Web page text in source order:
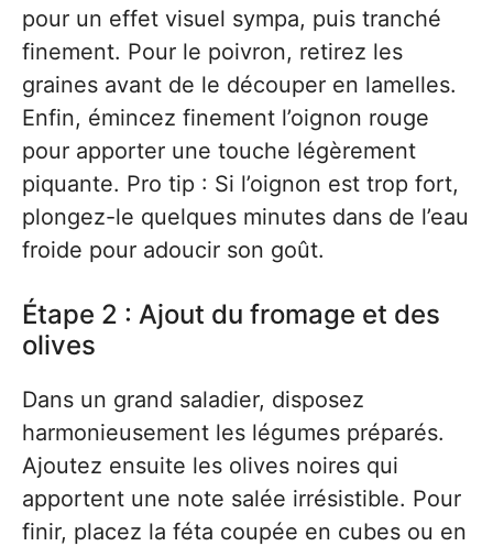
pour un effet visuel sympa, puis tranché
finement. Pour le poivron, retirez les
graines avant de le découper en lamelles.
Enfin, émincez finement l’oignon rouge
pour apporter une touche légèrement
piquante. Pro tip : Si l’oignon est trop fort,
plongez-le quelques minutes dans de l’eau
froide pour adoucir son goût.
Étape 2 : Ajout du fromage et des
olives
Dans un grand saladier, disposez
harmonieusement les légumes préparés.
Ajoutez ensuite les olives noires qui
apportent une note salée irrésistible. Pour
finir, placez la féta coupée en cubes ou en